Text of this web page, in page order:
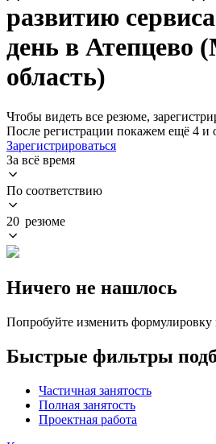
развитию
день в Атепцево
область)
Чтобы видеть все резюме,
После регистрации покажем ещё 4 и
Зарегистрироваться
За всё время
По соответствию
20 резюме
Ничего не нашлось
Попробуйте изменить
Быстрые фильтры
Частичная занятость
Полная занятость
Проектная работа